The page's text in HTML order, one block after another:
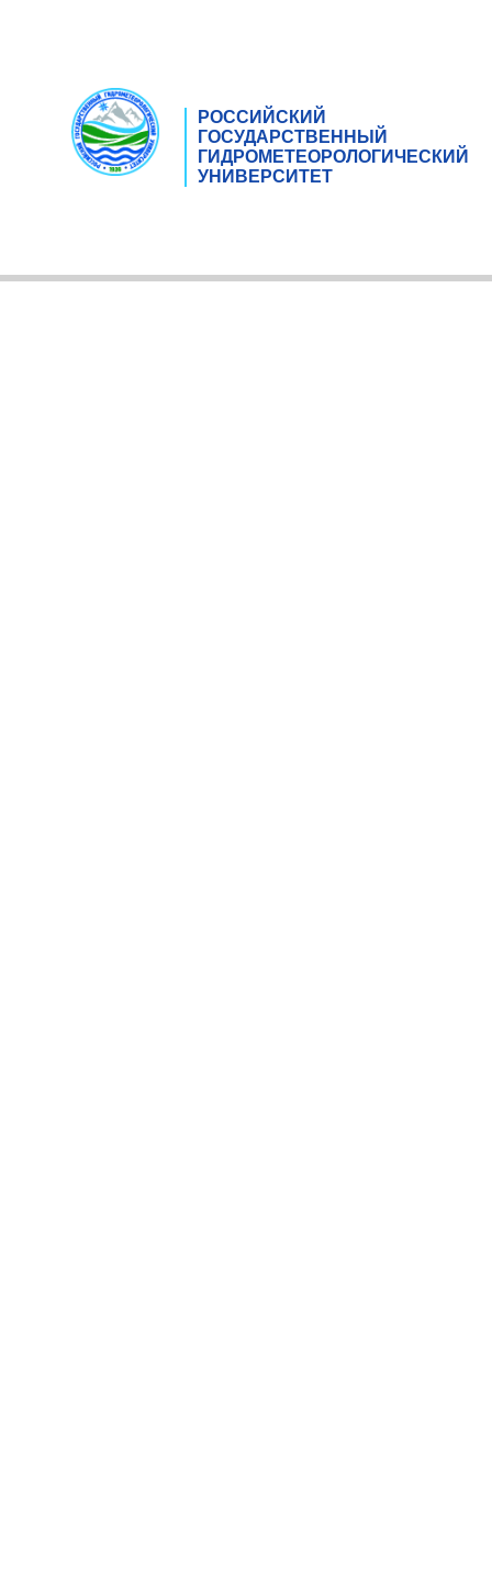
РОССИЙСКИЙ
ГОСУДАРСТВЕННЫЙ
ГИДРОМЕТЕОРОЛОГИЧЕСКИЙ
УНИВЕРСИТЕТ